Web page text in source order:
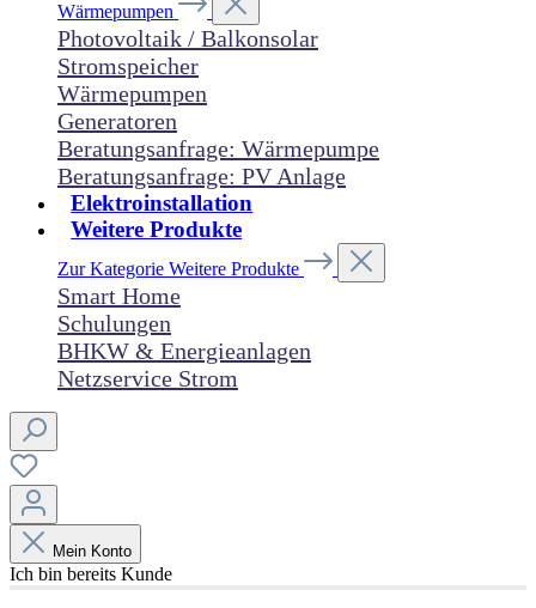
Wärmepumpen
Photovoltaik / Balkonsolar
Stromspeicher
Wärmepumpen
Generatoren
Beratungsanfrage: Wärmepumpe
Beratungsanfrage: PV Anlage
Elektroinstallation
Weitere Produkte
Zur Kategorie Weitere Produkte
Smart Home
Schulungen
BHKW & Energieanlagen
Netzservice Strom
Mein Konto
Ich bin bereits Kunde